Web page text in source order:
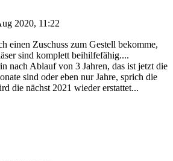
2020, 11:22
einen Zuschuss zum Gestell bekomme,
sind komplett beihilfefähig....
nach Ablauf von 3 Jahren, das ist jetzt die
sind oder eben nur Jahre, sprich die
die nächst 2021 wieder erstattet...